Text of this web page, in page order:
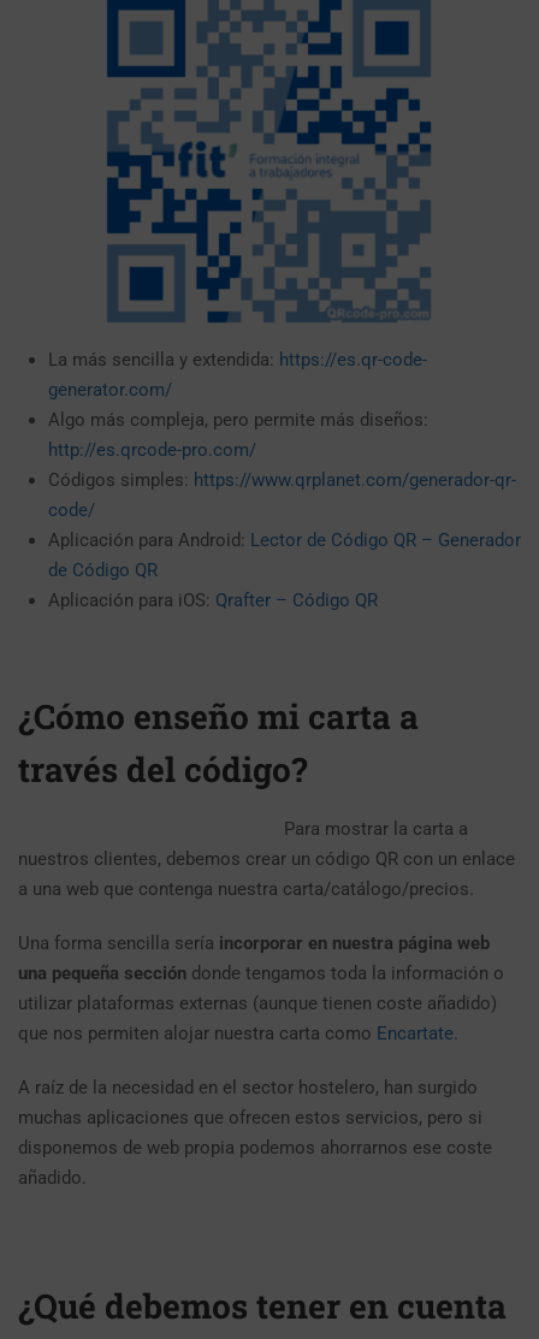
La más sencilla y extendida: https://es.qr-code-
generator.com/
Algo más compleja, pero permite más diseños:
http://es.qrcode-pro.com/
Códigos simples: https://www.qrplanet.com/generador-qr-
code/
Aplicación para Android: Lector de Código QR – Generador
de Código QR
Aplicación para iOS: Qrafter – Código QR
¿Cómo enseño mi carta a
través del código?
Para mostrar la carta a
nuestros clientes, debemos crear un código QR con un enlace
a una web que contenga nuestra carta/catálogo/precios.
Una forma sencilla sería incorporar en nuestra página web
una pequeña sección donde tengamos toda la información o
utilizar plataformas externas (aunque tienen coste añadido)
que nos permiten alojar nuestra carta como Encartate.
A raíz de la necesidad en el sector hostelero, han surgido
muchas aplicaciones que ofrecen estos servicios, pero si
disponemos de web propia podemos ahorrarnos ese coste
añadido.
¿Qué debemos tener en cuenta